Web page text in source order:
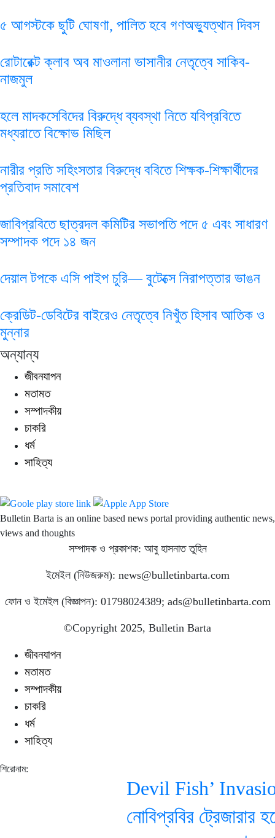
৫ আগস্টকে ছুটি ঘোষণা, পালিত হবে গণঅভ্যুত্থান দিবস
রোটারেক্ট ক্লাব অব মাওলানা ভাসানীর নেতৃত্বে সাকিব-
নাজমুল
হলে মাদকসেবিদের বিরুদ্ধে ব্যবস্থা নিতে যবিপ্রবিতে
মধ্যরাতে বিক্ষোভ মিছিল
নারীর প্রতি সহিংসতার বিরুদ্ধে ববিতে শিক্ষক-শিক্ষার্থীদের
প্রতিবাদ সমাবেশ
জাবিপ্রবিতে ছাত্রদল কমিটির সভাপতি পদে ৫ এবং সাধারণ
সম্পাদক পদে ১৪ জন
দেয়াল টপকে এসি পাইপ চুরি— বুটেক্সে নিরাপত্তার ভাঙন
ক্রেডিট-ডেবিটের বাইরেও নেতৃত্বে নিখুঁত হিসাব আতিক ও
মুন্নার
অন্যান্য
জীবনযাপন
মতামত
সম্পাদকীয়
চাকরি
ধর্ম
সাহিত্য
Bulletin Barta is an online based news portal providing authentic news,
views and thoughts
সম্পাদক ও প্রকাশক: আবু হাসনাত তুহিন
ইমেইল (নিউজরুম): news@bulletinbarta.com
ফোন ও ইমেইল (বিজ্ঞাপন): 01798024389; ads@bulletinbarta.com
©️Copyright 2025, Bulletin Barta
জীবনযাপন
মতামত
সম্পাদকীয়
চাকরি
ধর্ম
সাহিত্য
শিরোনাম:
Devil Fish’
নোবিপ্রবির ট্রেজারার